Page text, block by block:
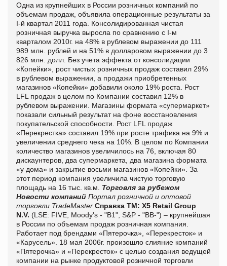
Одна из крупнейших в России розничных компаний по
объемам продаж, объявила операционные результаты за
I-й квартал 2011 года. Консолидированная чистая
розничная выручка выросла по сравнению с I-м
кварталом 2010г. на 48% в рублевом выражении до 111
989 млн. рублей и на 51% в долларовом выражении до 3
826 млн. долл. Без учета эффекта от консолидации
«Копейки», рост чистых розничных продаж составил 29%
в рублевом выражении, а продажи приобретенных
магазинов «Копейки» добавили около 19% роста. Рост
LFL продаж в целом по Компании составил 12% в
рублевом выражении. Магазины формата «супермаркет»
показали сильный результат на фоне восстановления
покупательской способности. Рост LFL продаж
«Перекрестка» составил 19% при росте трафика на 9% и
увеличении среднего чека на 10%. В целом по Компании
количество магазинов увеличилось на 76, включая 80
дискаунтеров, два супермаркета, два магазина формата
«у дома» и закрытие восьми магазинов «Копейки». За
этот период компания увеличила чистую торговую
площадь на 16 тыс. кв.м. Торговля за рубежом
Новости компаний Портал розничной и оптовой
торговли TradeMaster Справка ТМ: X5 Retail Group
N.V. (LSE: FIVE, Moody's - "B1", S&P - "BB-") – крупнейшая
в России по объемам продаж розничная компания.
Работает под брендами «Пятерочка», «Перекресток» и
«Карусель». 18 мая 2006г. произошло слияние компаний
«Пятерочка» и «Перекресток» с целью создания ведущей
компании на рынке продуктовой розничной торговли